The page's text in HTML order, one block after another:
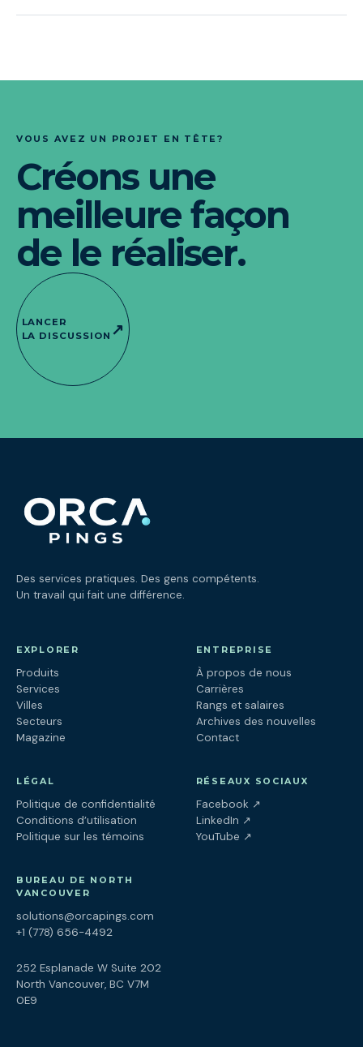
VOUS AVEZ UN PROJET EN TÊTE?
Créons une
meilleure façon
de le réaliser.
LANCER
LA DISCUSSION ↗
Des services pratiques. Des gens compétents.
Un travail qui fait une différence.
EXPLORER
Produits
Services
Villes
Secteurs
Magazine
ENTREPRISE
À propos de nous
Carrières
Rangs et salaires
Archives des nouvelles
Contact
LÉGAL
Politique de confidentialité
Conditions d’utilisation
Politique sur les témoins
RÉSEAUX SOCIAUX
Facebook ↗(ouvre dans un
LinkedIn ↗(ouvre dans un
YouTube ↗(ouvre dans un
BUREAU DE NORTH
VANCOUVER
solutions@orcapings.com
+1 (778) 656-4492
252 Esplanade W Suite 202
North Vancouver, BC V7M
0E9